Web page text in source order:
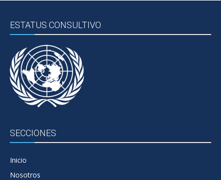
ESTATUS CONSULTIVO
SECCIONES
Inicio
Nosotros